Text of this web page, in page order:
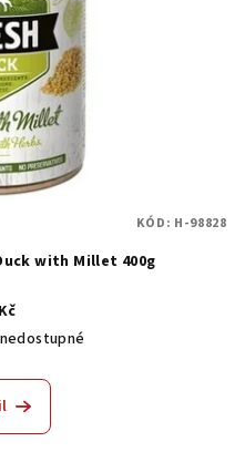
with Millet 400g
KÓD: H-98828